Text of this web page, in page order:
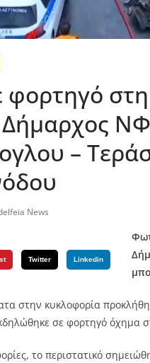
φορτηγό
Δήμαρχος
–
News
Twitter Linkedin
στην κυκλοφορία
σε φορτηγό όχημα
το περιστατικό